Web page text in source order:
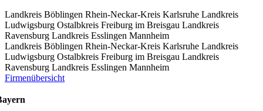
Landkreis Böblingen Rhein-Neckar-Kreis Karlsruhe Landkreis
Ludwigsburg Ostalbkreis Freiburg im Breisgau Landkreis
Ravensburg Landkreis Esslingen Mannheim
Landkreis Böblingen Rhein-Neckar-Kreis Karlsruhe Landkreis
Ludwigsburg Ostalbkreis Freiburg im Breisgau Landkreis
Ravensburg Landkreis Esslingen Mannheim
Firmenübersicht